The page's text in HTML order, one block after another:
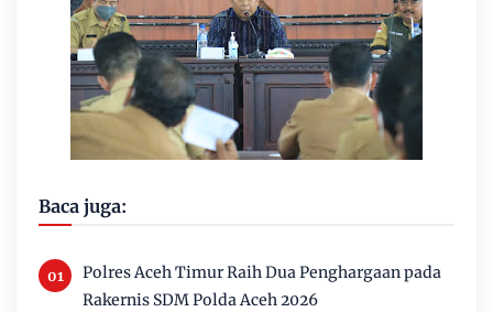
Baca juga:
Polres Aceh Timur Raih Dua Penghargaan pada
Rakernis SDM Polda Aceh 2026